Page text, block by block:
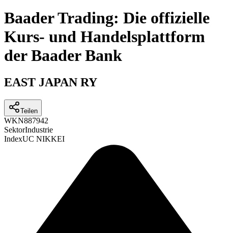
Baader Trading: Die offizielle
Kurs- und Handelsplattform
der Baader Bank
EAST JAPAN RY
Teilen
WKN887942
SektorIndustrie
IndexUC NIKKEI